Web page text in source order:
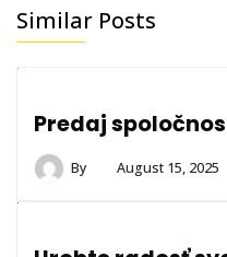
Similar Posts
Predaj
By August 15, 2025